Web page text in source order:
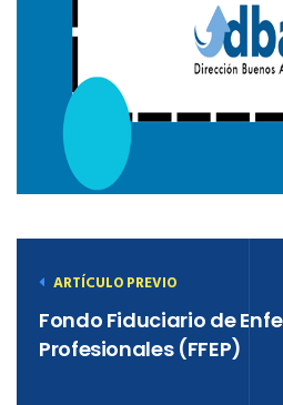
ARTÍCULO PREVIO
Fondo Fiduciario de
Profesionales (FFEP)